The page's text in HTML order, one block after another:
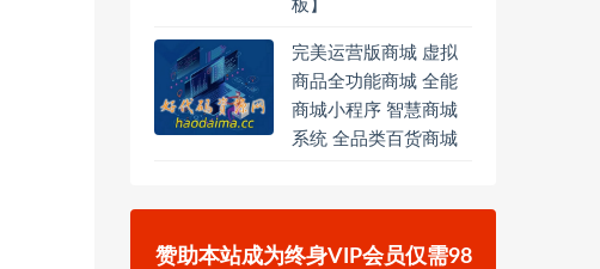
板】
完美运营版商城 虚拟
商品全功能商城 全能
商城小程序 智慧商城
系统 全品类百货商城
赞助本站成为终身VIP会员仅需98